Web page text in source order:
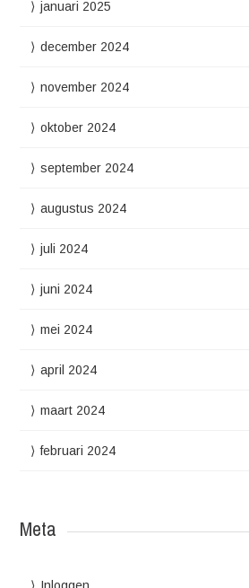
januari 2025
december 2024
november 2024
oktober 2024
september 2024
augustus 2024
juli 2024
juni 2024
mei 2024
april 2024
maart 2024
februari 2024
Meta